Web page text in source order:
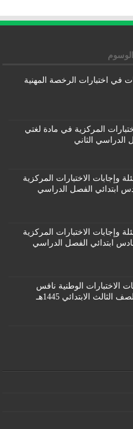
الوسوم
في اختبارات الرخصة المهنية
المركزية في مادة لغتي
الدراسي الثاني
وإجابات الاختبارات المركزية
ابتدائي الفصل الدراسي
وإجابات الاختبارات المركزية
ابتدائي الفصل الدراسي
الاختبارات الوطنية نافس
الابتدائي 1445هـ